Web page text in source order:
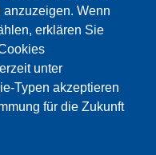
Wenn
erklären Sie
unter
Typen akzeptieren
für die Zukunft
COOKIES